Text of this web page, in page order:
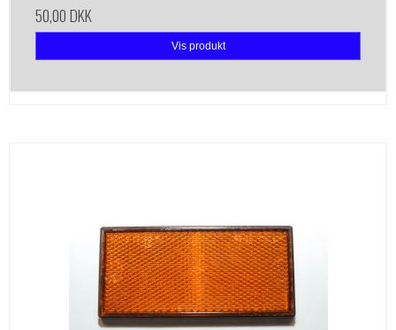
50,00 DKK
Vis produkt